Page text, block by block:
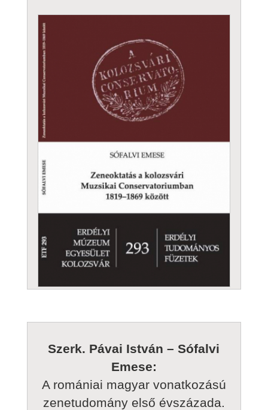
Szerk. Pávai István – Sófalvi
Emese:
A romániai magyar vonatkozású
zenetudomány első évszázada.